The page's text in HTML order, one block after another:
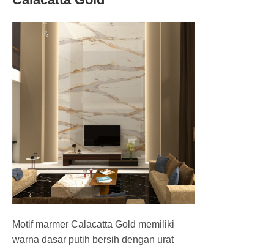
Motif marmer Calacatta Gold memiliki
warna dasar putih bersih dengan urat